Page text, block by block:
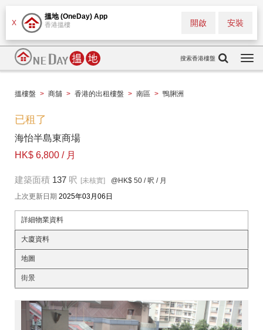
X
搵地 (OneDay) App
香港搵樓 安裝
開啟
搜索香港樓盤
搵樓盤 > 商舖 > 香港的出租樓盤 > 南區 > 鴨脷洲
已租了
海怡半島東商場
HK$ 6,800 / 月
建築面積 137 呎 [未核實] @HK$ 50 / 呎 / 月
上次更新日期 2025年03月06日
詳細物業資料
大廈資料
地圖
街景